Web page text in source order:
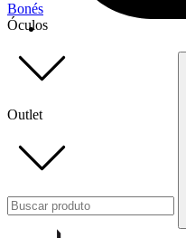
Bonés
Óculos
Outlet